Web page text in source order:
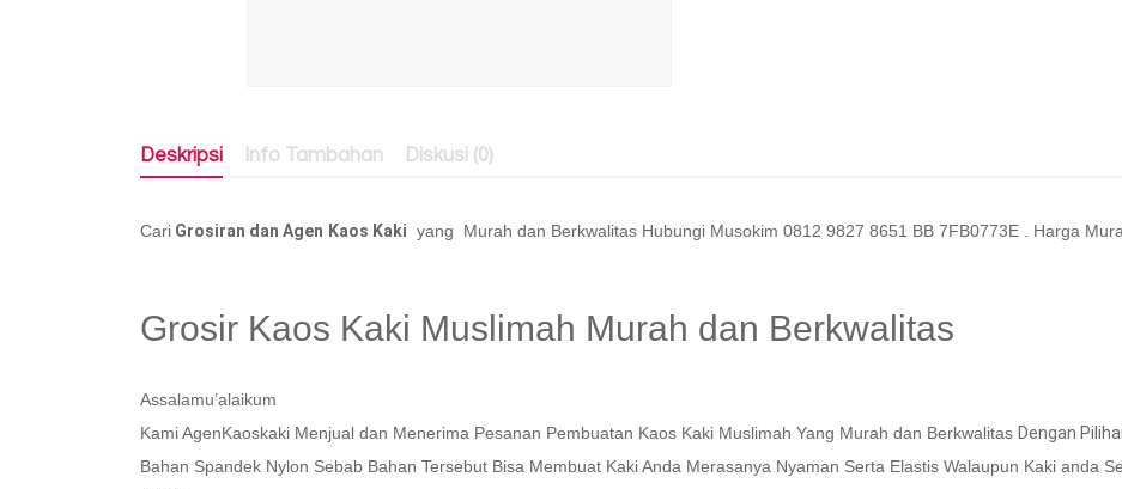
Deskripsi Info Tambahan Diskusi (0)
Cari Grosiran dan Agen Kaos Kaki yang Murah dan Berkwalitas Hubungi Musokim 0812 9827 8651 BB 7FB0773E . Harga
Grosir Kaos Kaki Muslimah Murah dan Berkwalitas
Assalamu’alaikum
Kami AgenKaoskaki Menjual dan Menerima Pesanan Pembuatan Kaos Kaki Muslimah Yang Murah dan Berkwalitas Dengan
Bahan Spandek Nylon Sebab Bahan Tersebut Bisa Membuat Kaki Anda Merasanya Nyaman Serta Elastis Walaupun Kaki anda